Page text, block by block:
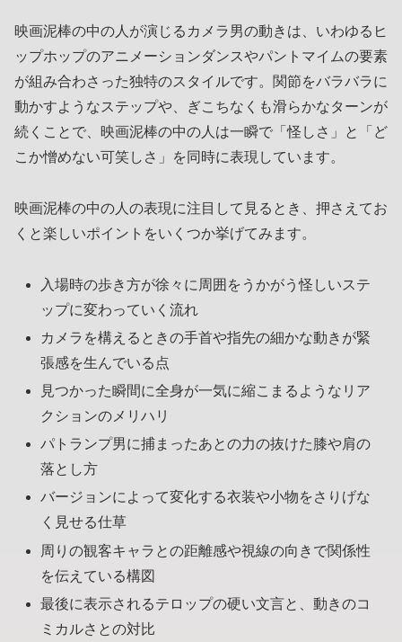
映画泥棒の中の人が演じるカメラ男の動きは、いわゆるヒ
ップホップのアニメーションダンスやパントマイムの要素
が組み合わさった独特のスタイルです。関節をバラバラに
動かすようなステップや、ぎこちなくも滑らかなターンが
続くことで、映画泥棒の中の人は一瞬で「怪しさ」と「ど
こか憎めない可笑しさ」を同時に表現しています。
映画泥棒の中の人の表現に注目して見るとき、押さえてお
くと楽しいポイントをいくつか挙げてみます。
入場時の歩き方が徐々に周囲をうかがう怪しいステ
ップに変わっていく流れ
カメラを構えるときの手首や指先の細かな動きが緊
張感を生んでいる点
見つかった瞬間に全身が一気に縮こまるようなリア
クションのメリハリ
パトランプ男に捕まったあとの力の抜けた膝や肩の
落とし方
バージョンによって変化する衣装や小物をさりげな
く見せる仕草
周りの観客キャラとの距離感や視線の向きで関係性
を伝えている構図
最後に表示されるテロップの硬い文言と、動きのコ
ミカルさとの対比